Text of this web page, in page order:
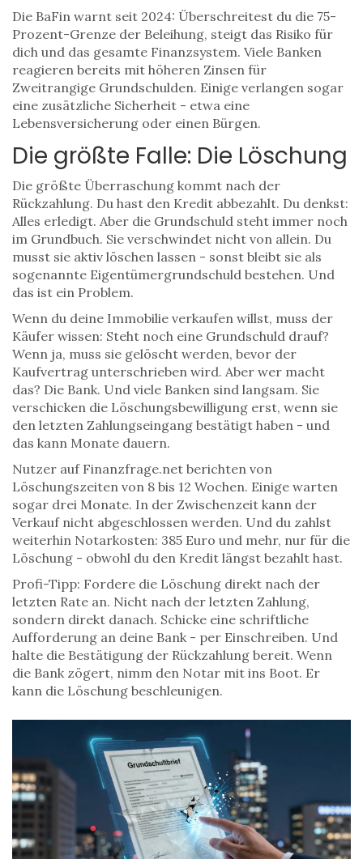
Die BaFin warnt seit 2024: Überschreitest du die 75-
Prozent-Grenze der Beleihung, steigt das Risiko für
dich und das gesamte Finanzsystem. Viele Banken
reagieren bereits mit höheren Zinsen für
Zweitrangige Grundschulden. Einige verlangen sogar
eine zusätzliche Sicherheit - etwa eine
Lebensversicherung oder einen Bürgen.
Die größte Falle: Die Löschung
Die größte Überraschung kommt nach der
Rückzahlung. Du hast den Kredit abbezahlt. Du denkst:
Alles erledigt. Aber die Grundschuld steht immer noch
im Grundbuch. Sie verschwindet nicht von allein. Du
musst sie aktiv löschen lassen - sonst bleibt sie als
sogenannte Eigentümergrundschuld bestehen. Und
das ist ein Problem.
Wenn du deine Immobilie verkaufen willst, muss der
Käufer wissen: Steht noch eine Grundschuld drauf?
Wenn ja, muss sie gelöscht werden, bevor der
Kaufvertrag unterschrieben wird. Aber wer macht
das? Die Bank. Und viele Banken sind langsam. Sie
verschicken die Löschungsbewilligung erst, wenn sie
den letzten Zahlungseingang bestätigt haben - und
das kann Monate dauern.
Nutzer auf Finanzfrage.net berichten von
Löschungszeiten von 8 bis 12 Wochen. Einige warten
sogar drei Monate. In der Zwischenzeit kann der
Verkauf nicht abgeschlossen werden. Und du zahlst
weiterhin Notarkosten: 385 Euro und mehr, nur für die
Löschung - obwohl du den Kredit längst bezahlt hast.
Profi-Tipp: Fordere die Löschung direkt nach der
letzten Rate an. Nicht nach der letzten Zahlung,
sondern direkt danach. Schicke eine schriftliche
Aufforderung an deine Bank - per Einschreiben. Und
halte die Bestätigung der Rückzahlung bereit. Wenn
die Bank zögert, nimm den Notar mit ins Boot. Er
kann die Löschung beschleunigen.